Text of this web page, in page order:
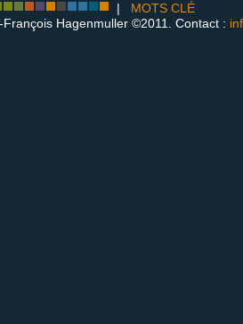
| MOTS CLÉ
Hagenmuller ©2011. Contact :